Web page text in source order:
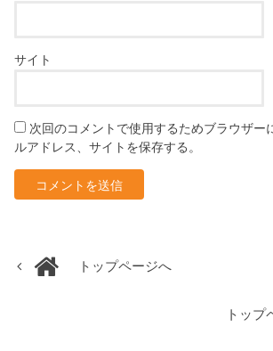
サイト
次回のコメントで使用するためブラウザー
ルアドレス、サイトを保存する。
トップページへ
トップ